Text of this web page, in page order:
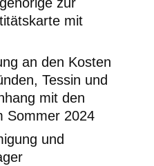
mit
an den Kosten
Tessin und
mit den
Sommer 2024
und